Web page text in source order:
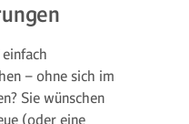
– ohne sich im
Sie wünschen
(oder eine